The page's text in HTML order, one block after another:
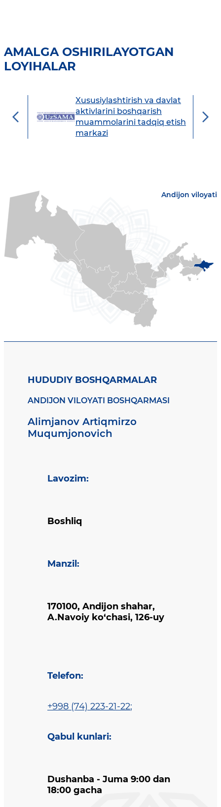
AMALGA OSHIRILAYOTGAN
LOYIHALAR
Xususiylashtirish va davlat
aktivlarini boshqarish
muammolarini tadqiq etish
markazi
Andijon viloyati
HUDUDIY BOSHQARMALAR
ANDIJON VILOYATI BOSHQARMASI
Alimjanov Artiqmirzo
Muqumjonovich
Lavozim:
Boshliq
Manzil :
170100, Andijon shahar,
A.Navoiy ko‘chasi, 126-uy
Telefon:
+998 (74) 223-21-22;
Qabul kunlari:
Dushanba - Juma 9:00 dan
18:00 gacha